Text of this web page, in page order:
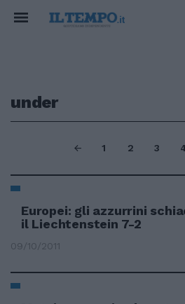
under
1 2 3
Europei: gli azzurrini
il Liechtenstein 7-2
09/10/2011